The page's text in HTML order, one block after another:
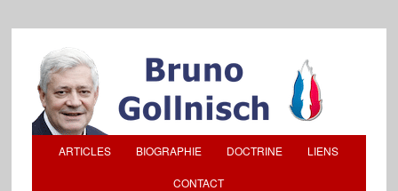
ARTICLES BIOGRAPHIE DOCTRINE LIENS
CONTACT